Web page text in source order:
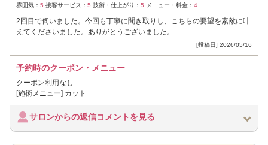
雰囲気： 5 接客サービス： 5 技術・仕上がり： 5 メニュー・料金： 4
2回目で伺いました。今回も丁寧に聞き取りし、こちらの要望を素敵に叶
えてくださいました。ありがとうございました。
[投稿日] 2026/05/16
予約時のクーポン・メニュー
クーポン利用なし
[施術メニュー] カット
サロンからの返信コメントを見る